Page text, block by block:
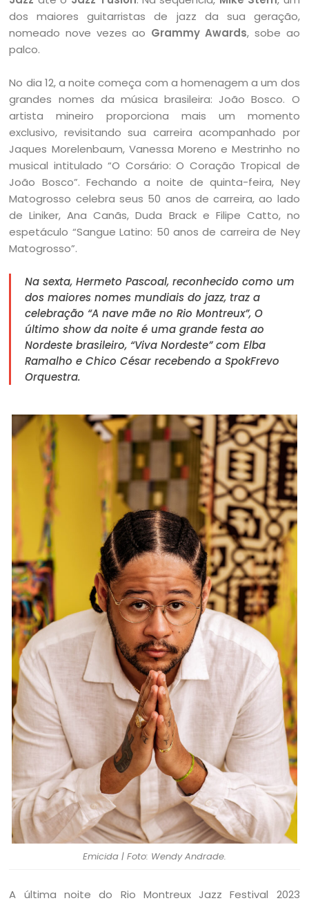
dos maiores guitarristas de jazz da sua geração,
nomeado nove vezes ao Grammy Awards, sobe ao
palco.
No dia 12, a noite começa com a homenagem a um dos
grandes nomes da música brasileira: João Bosco. O
artista mineiro proporciona mais um momento
exclusivo, revisitando sua carreira acompanhado por
Jaques Morelenbaum, Vanessa Moreno e Mestrinho no
musical intitulado “O Corsário: O Coração Tropical de
João Bosco”. Fechando a noite de quinta-feira, Ney
Matogrosso celebra seus 50 anos de carreira, ao lado
de Liniker, Ana Canãs, Duda Brack e Filipe Catto, no
espetáculo “Sangue Latino: 50 anos de carreira de Ney
Matogrosso”.
Na sexta, Hermeto Pascoal, reconhecido como um
dos maiores nomes mundiais do jazz, traz a
celebração “A nave mãe no Rio Montreux”, O
último show da noite é uma grande festa ao
Nordeste brasileiro, “Viva Nordeste” com Elba
Ramalho e Chico César recebendo a SpokFrevo
Orquestra.
Emicida | Foto: Wendy Andrade.
A última noite do Rio Montreux Jazz Festival 2023